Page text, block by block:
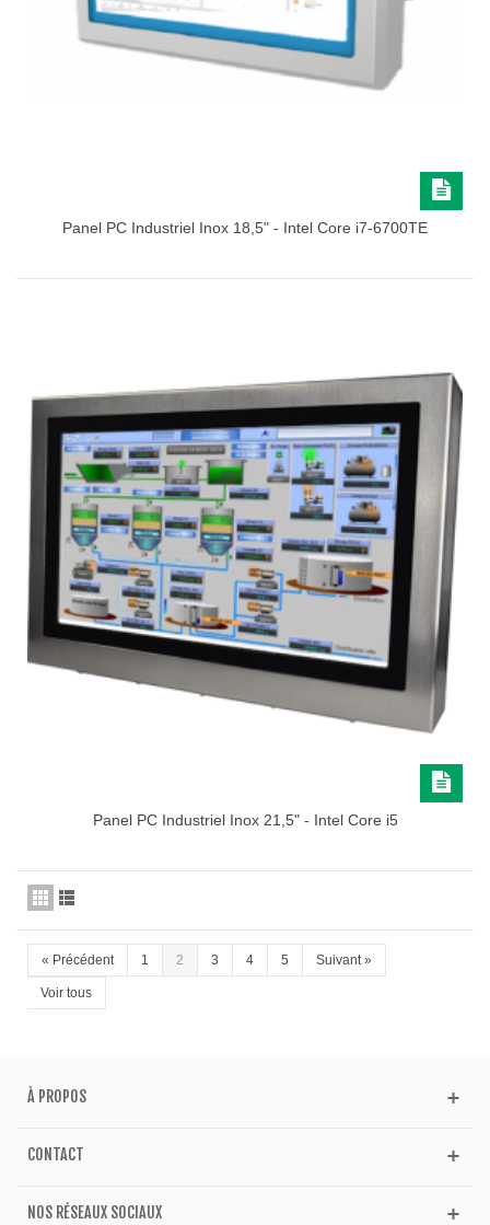
Panel PC Industriel Inox 18,5" - Intel Core i7-6700TE
Panel PC Industriel Inox 21,5" - Intel Core i5
« Précédent 1 2 3 4 5 Suivant»
Voir tous
À PROPOS
CONTACT
NOS RÉSEAUX SOCIAUX